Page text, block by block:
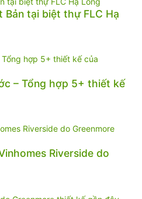
tại biệt thự FLC Hạ
– Tổng hợp 5+ thiết kế
Riverside do